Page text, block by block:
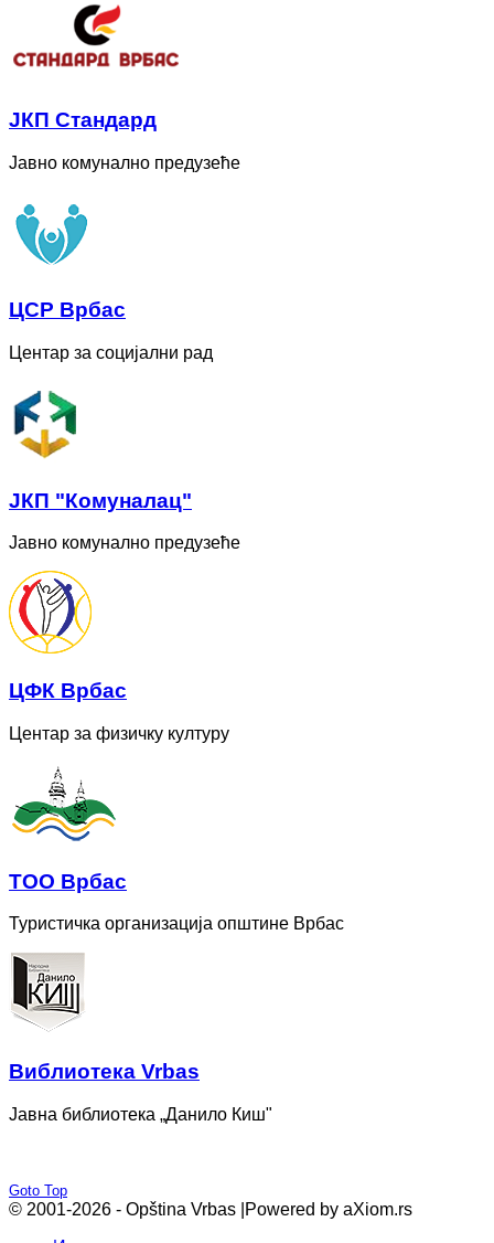
ЈКП Стандард
Јавно комунално предузеће
ЦСР Врбас
Центар за социјални рад
ЈКП "Комуналац"
Јавно комунално предузеће
ЦФК Врбас
Центар за физичку културу
ТОО Врбас
Туристичка организација општине Врбас
Bиблиотека Vrbas
Јавна библиотека „Данило Киш"
Goto Top
© 2001-2026 - Opština Vrbas | Powered by aXiom.rs